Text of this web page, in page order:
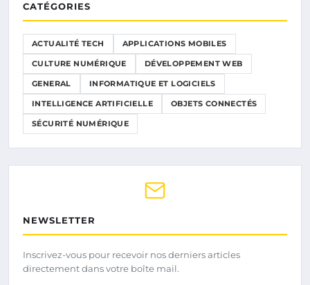
CATÉGORIES
ACTUALITÉ TECH APPLICATIONS MOBILES
CULTURE NUMÉRIQUE DÉVELOPPEMENT WEB
GENERAL INFORMATIQUE ET LOGICIELS
INTELLIGENCE ARTIFICIELLE OBJETS CONNECTÉS
SÉCURITÉ NUMÉRIQUE
NEWSLETTER
Inscrivez-vous pour recevoir nos derniers articles
directement dans votre boîte mail.